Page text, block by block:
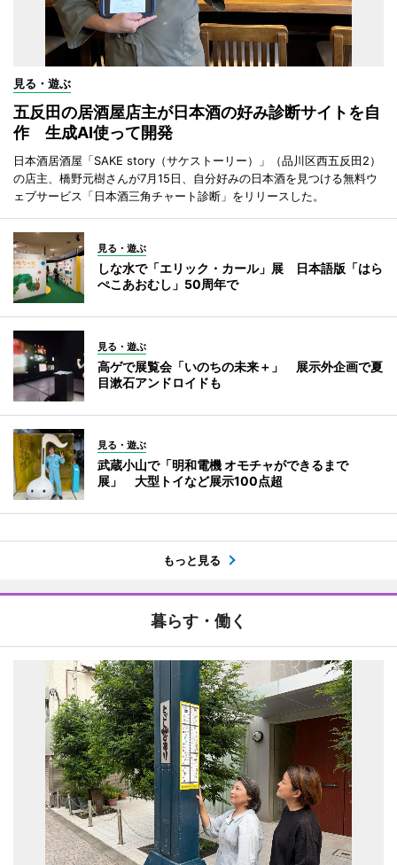
見る・遊ぶ
五反田の居酒屋店主が日本酒の好み診断サイトを自
作 生成AI使って開発
日本酒居酒屋「SAKE story（サケストーリー）」（品川区西五反田2）
の店主、橋野元樹さんが7月15日、自分好みの日本酒を見つける無料ウ
ェブサービス「日本酒三角チャート診断」をリリースした。
見る・遊ぶ
しな水で「エリック・カール」展 日本語版「はら
ぺこあおむし」50周年で
見る・遊ぶ
高ゲで展覧会「いのちの未来＋」 展示外企画で夏
目漱石アンドロイドも
見る・遊ぶ
武蔵小山で「明和電機 オモチャができるまで
展」 大型トイなど展示100点超
もっと見る
暮らす・働く